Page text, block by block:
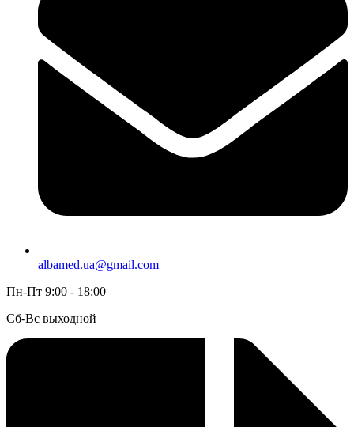
albamed.ua@gmail.com
Пн-Пт 9:00 - 18:00
Сб-Вс выходной